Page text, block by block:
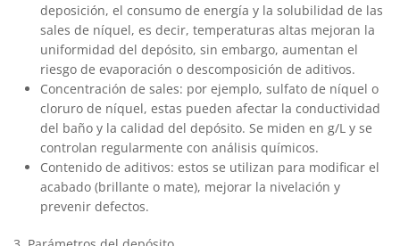
deposición, el consumo de energía y la solubilidad de las
sales de níquel, es decir, temperaturas altas mejoran la
uniformidad del depósito, sin embargo, aumentan el
riesgo de evaporación o descomposición de aditivos.
Concentración de sales: por ejemplo, sulfato de níquel o
cloruro de níquel, estas pueden afectar la conductividad
del baño y la calidad del depósito. Se miden en g/L y se
controlan regularmente con análisis químicos.
Contenido de aditivos: estos se utilizan para modificar el
acabado (brillante o mate), mejorar la nivelación y
prevenir defectos.